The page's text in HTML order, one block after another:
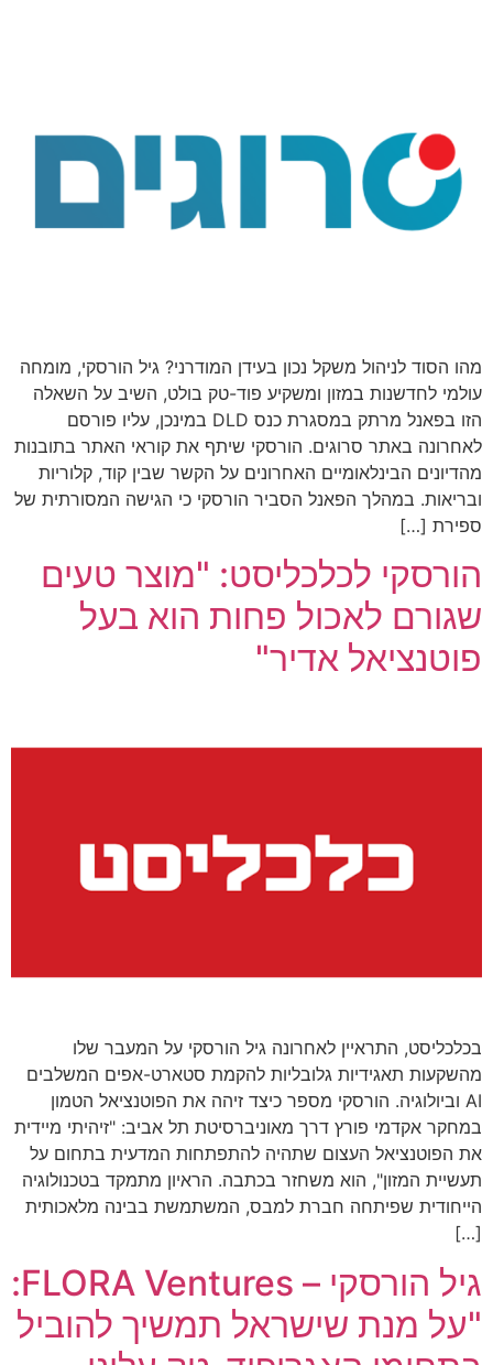
מהו הסוד לניהול משקל נכון בעידן המודרני? גיל הורסקי, מומחה
עולמי לחדשנות במזון ומשקיע פוד-טק בולט, השיב על השאלה
הזו בפאנל מרתק במסגרת כנס DLD במינכן, עליו פורסם
לאחרונה באתר סרוגים. הורסקי שיתף את קוראי האתר בתובנות
מהדיונים הבינלאומיים האחרונים על הקשר שבין קוד, קלוריות
ובריאות. במהלך הפאנל הסביר הורסקי כי הגישה המסורתית של
ספירת […]
הורסקי לכלכליסט: "מוצר טעים
שגורם לאכול פחות הוא בעל
פוטנציאל אדיר"
בכלכליסט, התראיין לאחרונה גיל הורסקי על המעבר שלו
מהשקעות תאגידיות גלובליות להקמת סטארט-אפים המשלבים
AI וביולוגיה. הורסקי מספר כיצד זיהה את הפוטנציאל הטמון
במחקר אקדמי פורץ דרך מאוניברסיטת תל אביב: "זיהיתי מיידית
את הפוטנציאל העצום שתהיה להתפתחות המדעית בתחום על
תעשיית המזון", הוא משחזר בכתבה. הראיון מתמקד בטכנולוגיה
הייחודית שפיתחה חברת למבס, המשתמשת בבינה מלאכותית
[…]
גיל הורסקי – FLORA Ventures:
"על מנת שישראל תמשיך להוביל